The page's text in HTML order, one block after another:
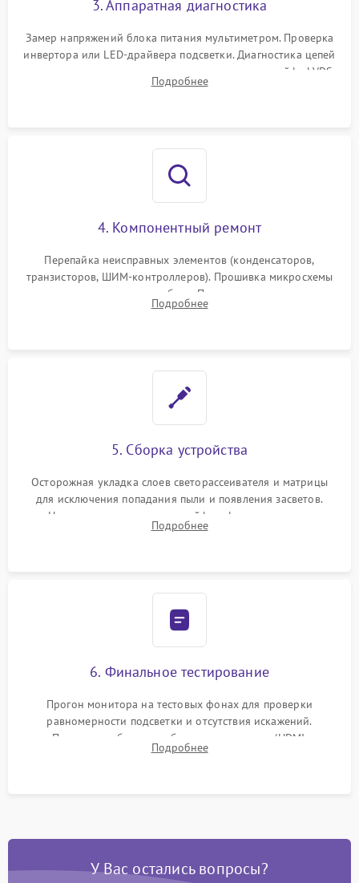
Поломка системы защиты
3. Аппаратная диагностика
Замер напряжений блока питания мультиметром. Проверка
инвертора или LED-драйвера подсветки. Диагностика цепей
питания скалера и тестирование сигналов на шлейфе LVDS
Подробнее
4. Компонентный ремонт
Перепайка неисправных элементов (конденсаторов,
транзисторов, ШИМ-контроллеров). Прошивка микросхемы
памяти при программных сбоях. При поломке подсветки —
разборка матрицы и замена выгоревших светодиодов.
Подробнее
5. Сборка устройства
Осторожная укладка слоев светорассеивателя и матрицы
для исключения попадания пыли и появления засветов.
Надежное подключение шлейфов, фиксация плат и
аккуратное защелкивание пластикового корпуса монитора.
Подробнее
6. Финальное тестирование
Прогон монитора на тестовых фонах для проверки
равномерности подсветки и отсутствия искажений.
Проверка работоспособности всех портов (HDMI,
DisplayPort, VGA) и кнопок управления под нагрузкой в
Подробнее
У Вас остались вопросы?